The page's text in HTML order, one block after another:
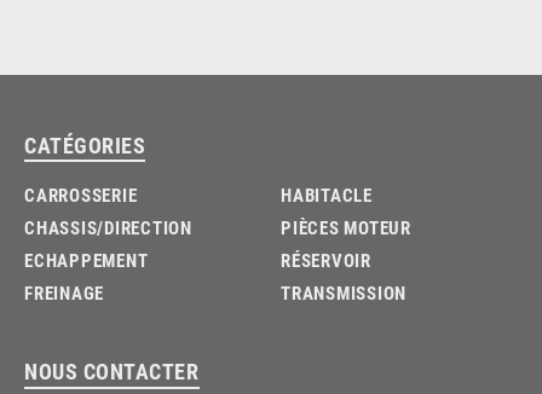
CATÉGORIES
CARROSSERIE
CHASSIS/DIRECTION
ECHAPPEMENT
FREINAGE
HABITACLE
PIÈCES MOTEUR
RÉSERVOIR
TRANSMISSION
NOUS CONTACTER